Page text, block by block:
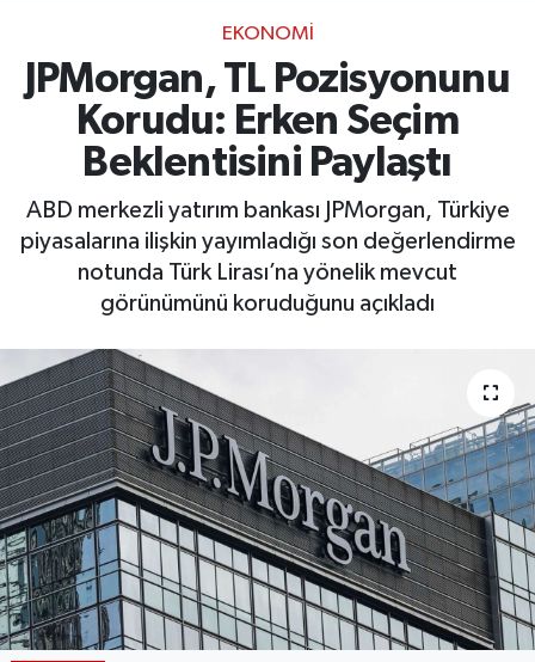
EKONOMI
JPMorgan, TL Pozisyonunu
Korudu: Erken Seçim
Beklentisini Paylaştı
ABD merkezli yatırım bankası JPMorgan, Türkiye
piyasalarına ilişkin yayımladığı son değerlendirme
notunda Türk Lirası’na yönelik mevcut
görünümünü koruduğunu açıkladı
Bitcoin
Şirket Haberleri
BIST 100 Isı Haritası
Coin Isı Haritası
Ekonomik Takvim
Kiripto Para Piyasası
Gizlilik Sözleşmesi
Hakkımızda
İletişim